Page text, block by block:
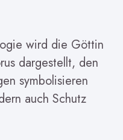
wird die Göttin
dargestellt, den
symbolisieren
auch Schutz